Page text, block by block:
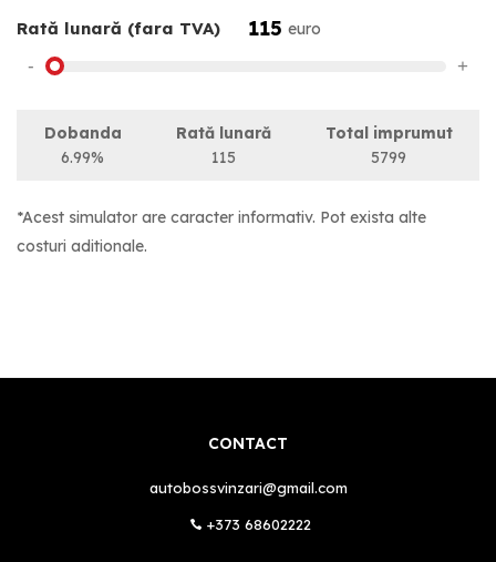
Rată lunară (fara TVA) 115 euro
- +
Dobanda
6.99%
Rată lunară
115
Total imprumut
5799
*Acest simulator are caracter informativ. Pot exista alte
costuri aditionale.
CONTACT
autobossvinzari@gmail.com
+373 68602222